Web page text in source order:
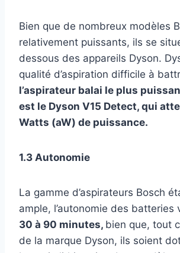
Bien que de nombreux modèles
relativement puissants, ils se
dessous des appareils Dyson.
qualité d’aspiration difficile à
l’aspirateur balai le plus
est le Dyson V15 Detect, qui
Watts (aW) de puissance.
1.3 Autonomie
La gamme d’aspirateurs Bosch
ample, l’autonomie des batteries
30 à 90 minutes, bien que, tout
de la marque Dyson, ils soient